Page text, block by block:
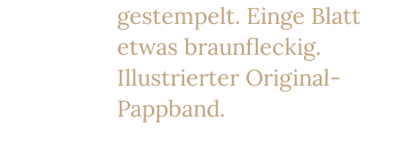
gestempelt. Einge Blatt
etwas braunfleckig.
Illustrierter Original-
Pappband.